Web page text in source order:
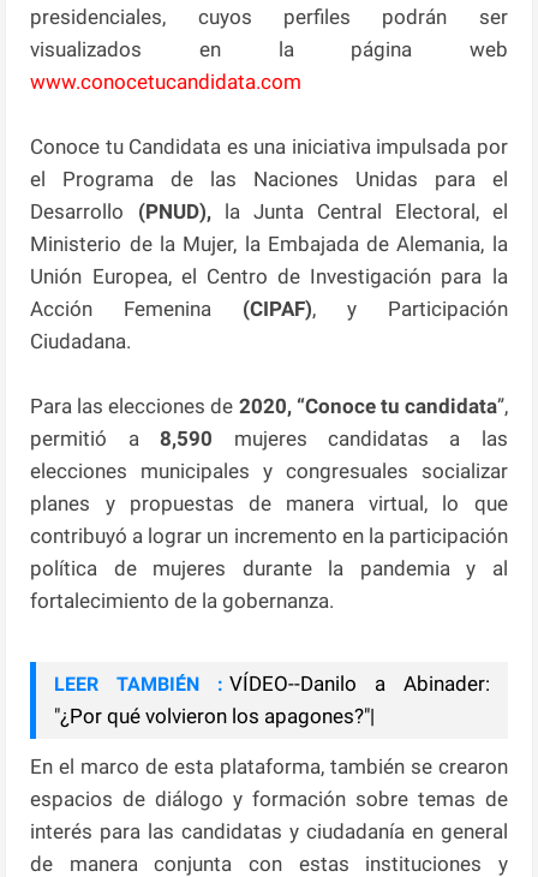
presidenciales, cuyos perfiles podrán ser
visualizados en la página web
www.conocetucandidata.com
Conoce tu Candidata es una iniciativa impulsada por
el Programa de las Naciones Unidas para el
Desarrollo (PNUD),la Junta Central Electoral, el
Ministerio de la Mujer, la Embajada de Alemania, la
Unión Europea, el Centro de Investigación para la
Acción Femenina (CIPAF), y Participación
Ciudadana.
Para las elecciones de 2020, “Conoce tu candidata”,
permitió a8,590 mujeres candidatas a las
elecciones municipales y congresuales socializar
planes y propuestas de manera virtual, lo que
contribuyó a lograr un incremento en la participación
política de mujeres durante la pandemia y al
fortalecimiento de la gobernanza.
LEER TAMBIÉN : VÍDEO--Danilo a Abinader:
"¿Por qué volvieron los apagones?"|
En el marco de esta plataforma, también se crearon
espacios de diálogo y formación sobre temas de
interés para las candidatas y ciudadanía en general
de manera conjunta con estas instituciones y